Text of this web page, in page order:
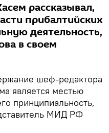
рассказывал,
прибалтийских
деятельность,
в своем
шеф-редактора
является местью
принципиальность,
МИД РФ